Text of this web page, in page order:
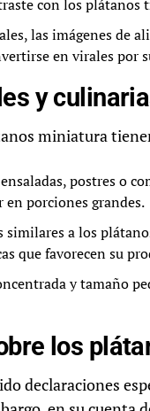
con los plátanos
las imágenes de
en virales por
y
miniatura
postres o
en porciones grandes.
similares a los
que favorecen su
y tamaño
los
declaraciones